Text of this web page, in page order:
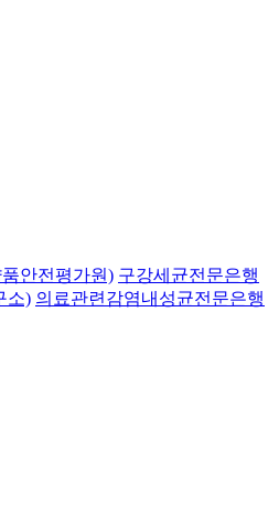
안전평가원) 구강세균전문은행
소) 의료관련감염내성균전문은행